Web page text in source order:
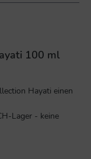
100 ml
Hayati einen
Lager - keine